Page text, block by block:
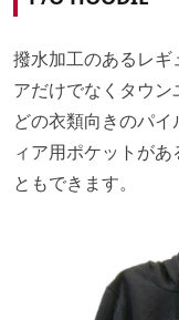
撥水加工のあるレ
アだけでなくタウ
どの衣類向きのパ
ィア用ポケットが
ともできます。